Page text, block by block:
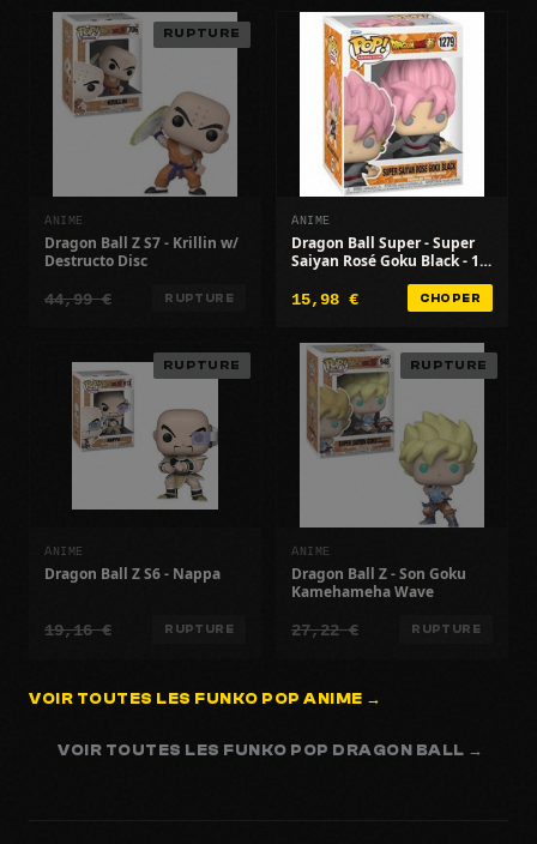
RUPTURE
ANIME
Dragon Ball Z S7 - Krillin w/
Destructo Disc
44,99 € RUPTURE
ANIME
Dragon Ball Super - Super
Saiyan Rosé Goku Black - 1
15,98 € CHOPER
RUPTURE
ANIME
Dragon Ball Z S6 - Nappa
19,16 € RUPTURE
RUPTURE
ANIME
Dragon Ball Z - Son Goku
Kamehameha Wave
27,22 € RUPTURE
VOIR TOUTES LES FUNKO POP ANIME →
VOIR TOUTES LES FUNKO POP DRAGON BALL →